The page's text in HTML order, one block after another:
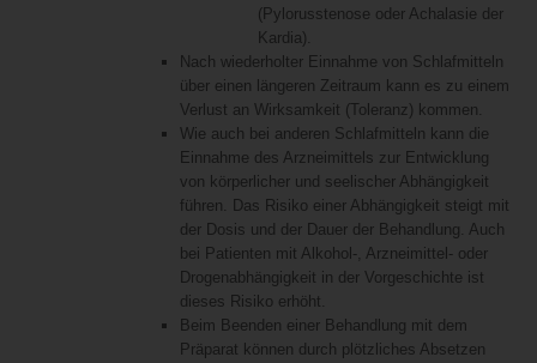
(Pylorusstenose oder Achalasie der
Kardia).
Nach wiederholter Einnahme von Schlafmitteln
über einen längeren Zeitraum kann es zu einem
Verlust an Wirksamkeit (Toleranz) kommen.
Wie auch bei anderen Schlafmitteln kann die
Einnahme des Arzneimittels zur Entwicklung
von körperlicher und seelischer Abhängigkeit
führen. Das Risiko einer Abhängigkeit steigt mit
der Dosis und der Dauer der Behandlung. Auch
bei Patienten mit Alkohol-, Arzneimittel- oder
Drogenabhängigkeit in der Vorgeschichte ist
dieses Risiko erhöht.
Beim Beenden einer Behandlung mit dem
Präparat können durch plötzliches Absetzen